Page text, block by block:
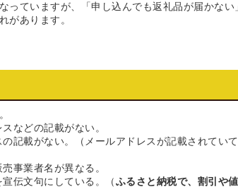
っていますが、「申し込んでも返礼品が届かな
があります。
などの記載がない。
記載がない。（メールアドレスが記載されてい
事業者名が異なる。
伝文句にしている。（ふるさと納税で、割引や